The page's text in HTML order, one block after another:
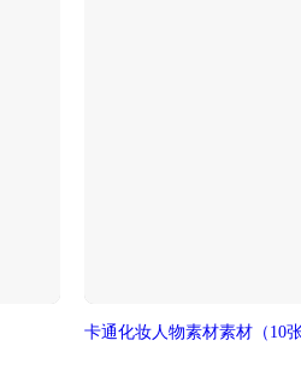
卡通化妆人物素材素材 （10